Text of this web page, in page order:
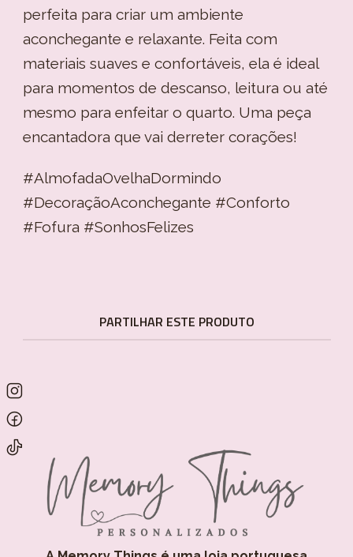
perfeita para criar um ambiente
aconchegante e relaxante. Feita com
materiais suaves e confortáveis, ela é ideal
para momentos de descanso, leitura ou até
mesmo para enfeitar o quarto. Uma peça
encantadora que vai derreter corações!
#AlmofadaOvelhaDormindo
#DecoraçãoAconchegante #Conforto
#Fofura #SonhosFelizes
PARTILHAR ESTE PRODUTO